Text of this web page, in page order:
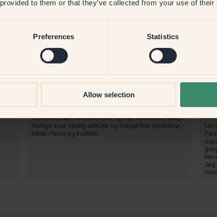
to them or that they’ve collected from your use of
Preferences Statistics
Allow selection
25 — Piazza
Ekstraordinær kundeservice og helt fantastisk hjælp.
Hurtige svar, venlig attitude og meget fine produkter,
både i farve og kvalitet.
At
At
Let
Jeg